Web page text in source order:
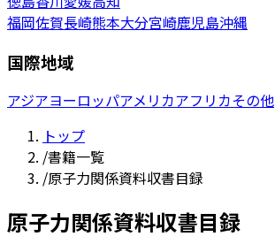
福岡佐賀長崎熊本大分宮崎鹿児島沖縄
国際地域
アジアヨーロッパアメリカアフリカその他
トップ
/書籍一覧
/原子力関係資料収書目録
原子力関係資料収書目録